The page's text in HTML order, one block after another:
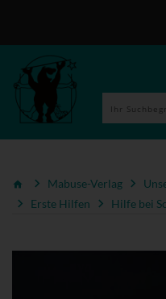
Mabuse-Verlag
Erste Hilfen
Hilfe bei